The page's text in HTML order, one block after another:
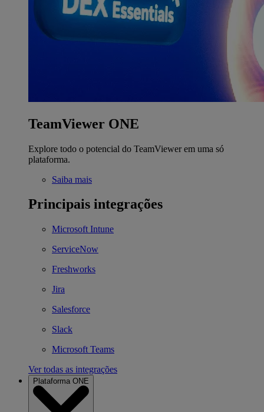
TeamViewer ONE
Explore todo o potencial do TeamViewer em uma só
plataforma.
Saiba mais
Principais integrações
Microsoft Intune
ServiceNow
Freshworks
Jira
Salesforce
Slack
Microsoft Teams
Ver todas as integrações
Plataforma ONE